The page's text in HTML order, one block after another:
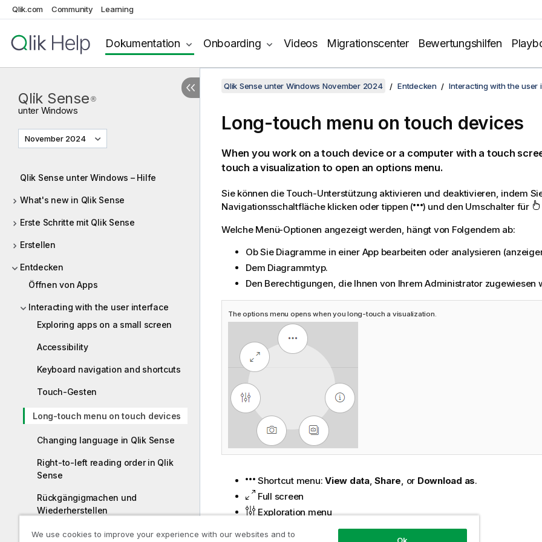
Qlik.com Community Learning
Dokumentation Onboarding Videos Migrationscenter Bewertungshilfen
Qlik Sense ®
unter Windows
November 2024
Qlik Sense unter Windows – Hilfe
What's new in Qlik Sense
Erste Schritte mit Qlik Sense
Erstellen
Entdecken
Öffnen von Apps
Interacting with the user interface
Exploring apps on a small screen
Accessibility
Keyboard navigation and shortcuts
Touch-Gesten
Long-touch menu on touch devices
Changing language in Qlik Sense
Right-to-left reading order in Qlik
Sense
Rückgängigmachen und
Wiederherstellen
Untersuchen von Daten mit
Qlik Sense unter Windows November 2024 Entdecken Interacting with the user
Long-touch menu on touch devices
When you work on a touch device or a computer with a touch
touch a visualization to open an options menu.
Sie können die Touch-Unterstützung aktivieren und deaktivieren, indem
Navigationsschaltfläche klicken oder tippen (
) und den Umschalter für
Welche Menü-Optionen angezeigt werden, hängt von Folgendem ab:
Ob Sie Diagramme in einer App bearbeiten oder analysieren
Dem Diagrammtyp.
Den Berechtigungen, die Ihnen von Ihrem Administrator zugewiesen
The options menu opens when you long-touch a visualization.
Shortcut menu: View data,Share, or Download as.
Full screen
Exploration menu
We use cookies to improve your experience with our websites and to